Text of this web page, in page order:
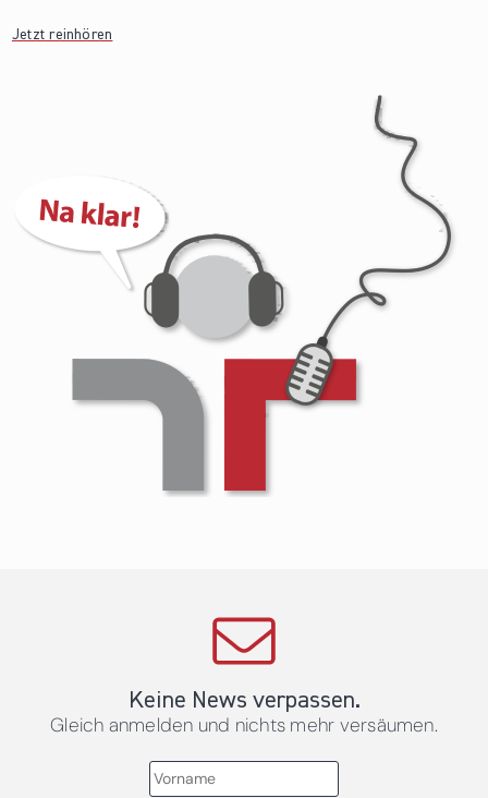
Jetzt reinhören
Keine News verpassen.
Gleich anmelden und nichts mehr versäumen.